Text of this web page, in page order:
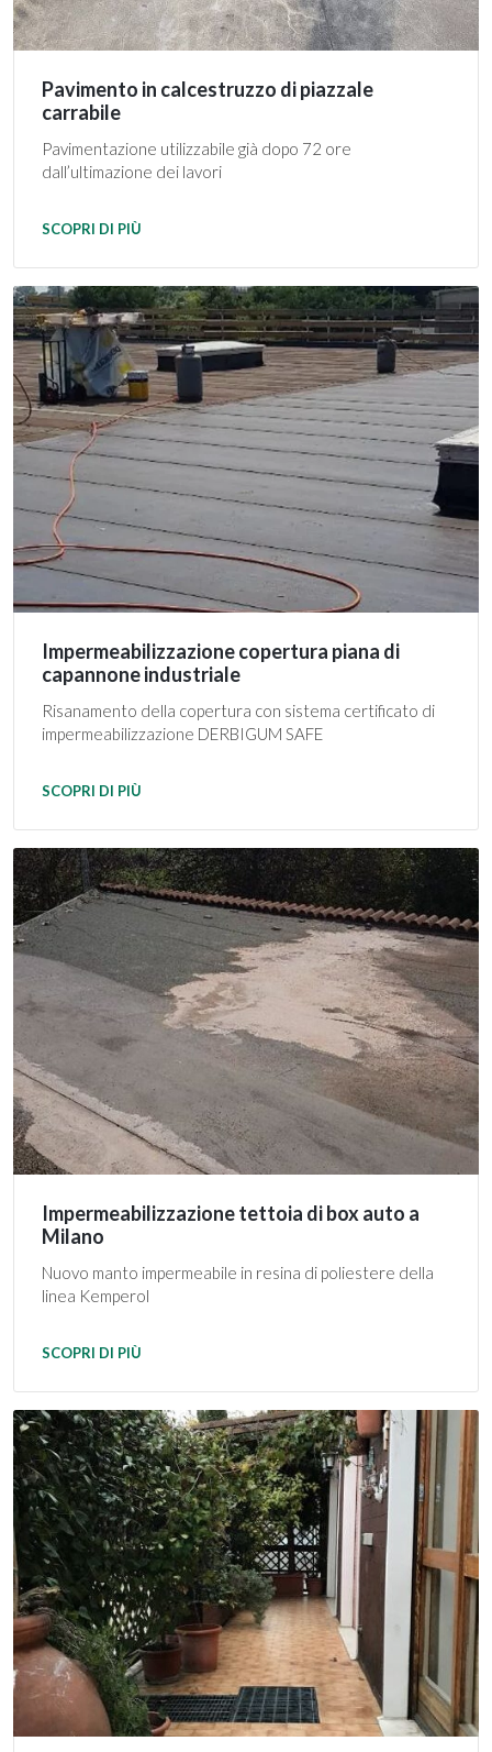
Pavimento in calcestruzzo di piazzale
carrabile
Pavimentazione utilizzabile già dopo 72 ore
dall’ultimazione dei lavori
SCOPRI DI PIÙ
Impermeabilizzazione copertura piana di
capannone industriale
Risanamento della copertura con sistema certificato di
impermeabilizzazione DERBIGUM SAFE
SCOPRI DI PIÙ
Impermeabilizzazione tettoia di box auto a
Milano
Nuovo manto impermeabile in resina di poliestere della
linea Kemperol
SCOPRI DI PIÙ